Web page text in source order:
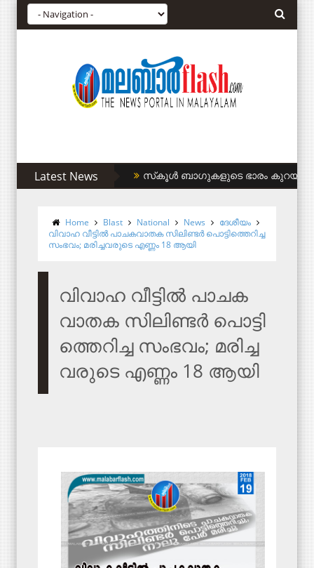
Latest News സിഎഎ അനുകൂലികള്‍ക്ക് കുടിവെള്ളം
Home Blast National News
ദേശീയം
വി​വാ​ഹ വീ​ട്ടി​ൽ പാ​ച​ക​വാ​ത​ക സി​ലി​ണ്ട​ർ പൊ​ട്ടി​ത്തെ​റി​ച്ച
സം​ഭ​വം; മ​രി​ച്ച​വ​രു​ടെ എ​ണ്ണം 18 ആ​യി
വി​വാ​ഹ വീ​ട്ടി​ൽ പാ​ച​ക​
വാ​ത​ക സി​ലി​ണ്ട​ർ പൊ​ട്ടി​
ത്തെ​റി​ച്ച സം​ഭ​വം; മ​രി​ച്ച​
വ​രു​ടെ എ​ണ്ണം 18 ആ​യി